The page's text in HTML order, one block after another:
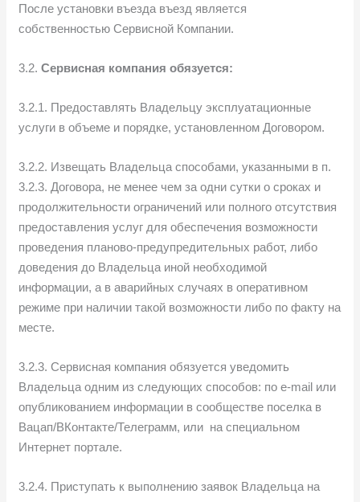
После установки въезда въезд является
собственностью Сервисной Компании.
3.2.Сервисная компания обязуется:
3.2.1. Предоставлять Владельцу эксплуатационные
услуги в объеме и порядке, установленном Договором.
3.2.2. Извещать Владельца способами, указанными в п.
3.2.3. Договора, не менее чем за одни сутки о сроках и
продолжительности ограничений или полного отсутствия
предоставления услуг для обеспечения возможности
проведения планово-предупредительных работ, либо
доведения до Владельца иной необходимой
информации, а в аварийных случаях в оперативном
режиме при наличии такой возможности либо по факту на
месте.
3.2.3. Сервисная компания обязуется уведомить
Владельца одним из следующих способов: по e-mail или
опубликованием информации в сообществе поселка в
Вацап/ВКонтакте/Телеграмм, или на специальном
Интернет портале.
3.2.4. Приступать к выполнению заявок Владельца на